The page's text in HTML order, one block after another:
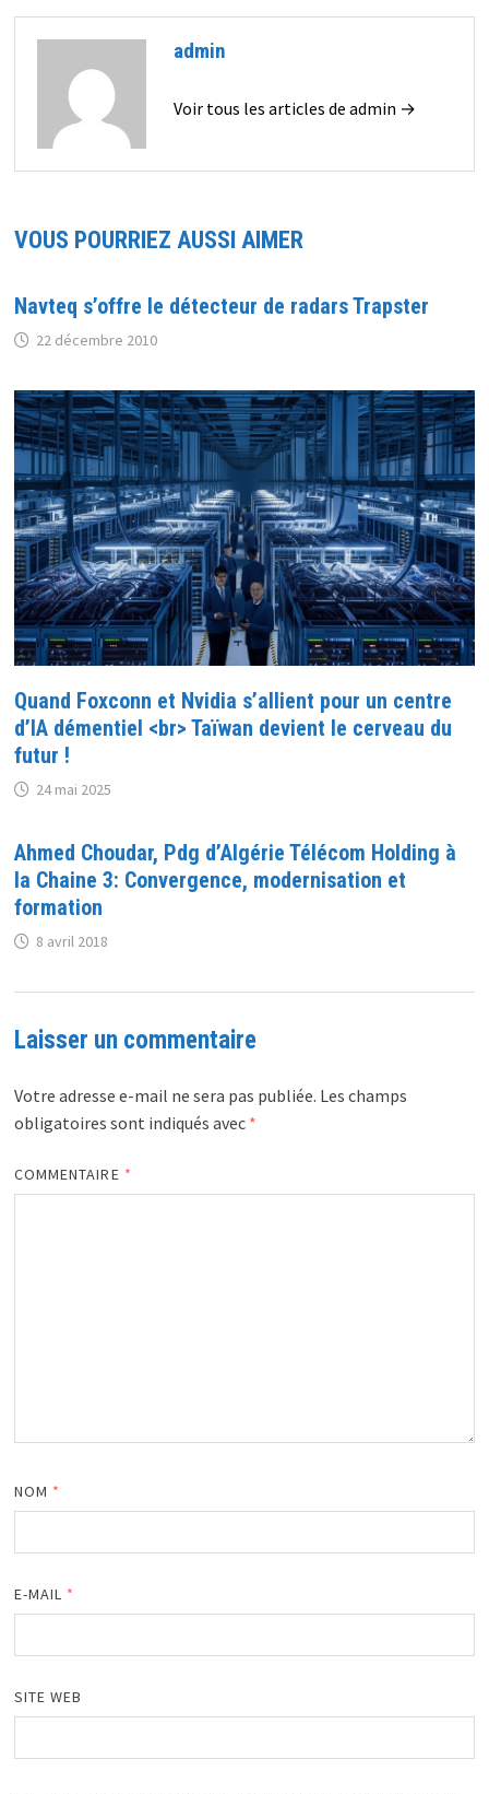
admin
Voir tous les articles de admin →
VOUS POURRIEZ AUSSI AIMER
Navteq s’offre le détecteur de radars Trapster
22 décembre 2010
Quand Foxconn et Nvidia s’allient pour un centre
d’IA démentiel <br> Taïwan devient le cerveau du
futur !
24 mai 2025
Ahmed Choudar, Pdg d’Algérie Télécom Holding à
la Chaine 3: Convergence, modernisation et
formation
8 avril 2018
Laisser un commentaire
Votre adresse e-mail ne sera pas publiée. Les champs
obligatoires sont indiqués avec *
COMMENTAIRE *
NOM *
E-MAIL *
SITE WEB